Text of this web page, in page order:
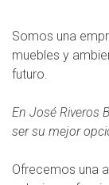
Somos una
muebles y
futuro.
En José Riveros
ser su mejor
Ofrecemos una